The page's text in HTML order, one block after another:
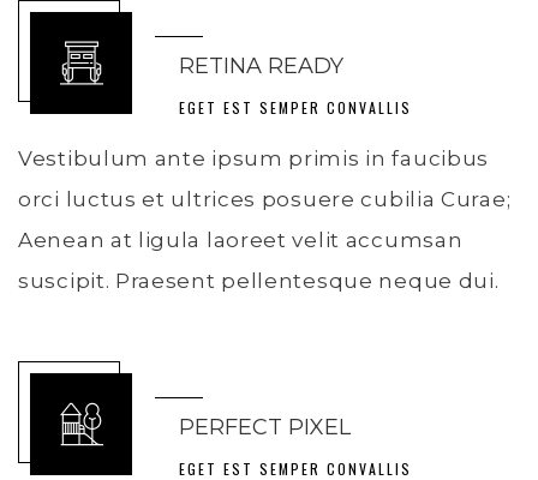
RETINA READY
EGET EST SEMPER CONVALLIS
Vestibulum ante ipsum primis in faucibus
orci luctus et ultrices posuere cubilia Curae;
Aenean at ligula laoreet velit accumsan
suscipit. Praesent pellentesque neque dui.
PERFECT PIXEL
EGET EST SEMPER CONVALLIS